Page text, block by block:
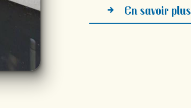
En savoir plus